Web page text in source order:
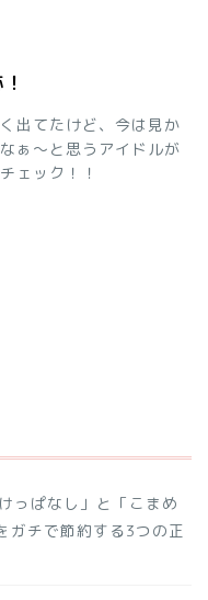
出てたけど、今は見か
ぁ～と思うアイドルが
ェック！！
っぱなし」と「こまめ
ガチで節約する3つの正